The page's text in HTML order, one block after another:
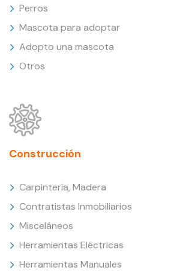
Perros
Mascota para adoptar
Adopto una mascota
Otros
Construcción
Carpintería, Madera
Contratistas Inmobiliarios
Misceláneos
Herramientas Eléctricas
Herramientas Manuales